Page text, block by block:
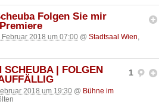
Folgen Sie mir
Februar 2018 um 07:00 @ Stadtsaal Wien,
1
SCHEUBA | FOLGEN
2018 um 19:30 @ Bühne im